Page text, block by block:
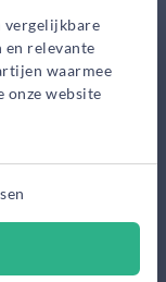
vergelijkbare
en relevante
waarmee
onze website
6, Goes
7,
15, Middelharnis
of een financieel